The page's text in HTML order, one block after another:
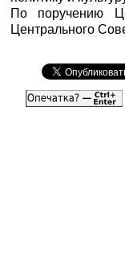
По поручению
Центрального